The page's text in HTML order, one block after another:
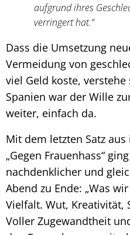
aufgrund ihres
verringert hat.“
Dass die Umsetzung
Vermeidung von
viel Geld koste,
Spanien war der Wille
weiter, einfach da.
Mit dem letzten Satz
„Gegen Frauenhass“
nachdenklicher und
Abend zu Ende: „Was
Vielfalt. Wut, Kreativität,
Voller Zugewandtheit